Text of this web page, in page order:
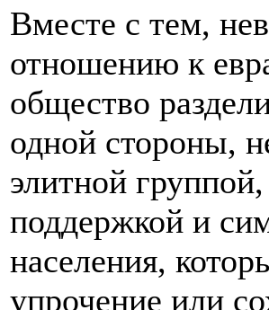
Вместе с тем,
отношению к
общество
одной стороны,
элитной
поддержкой и
населения,
упрочение или